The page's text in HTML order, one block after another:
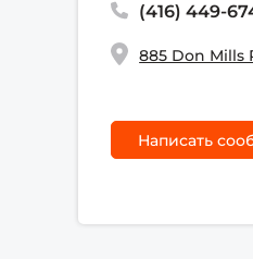
(416) 449-
885 Don Mills
Написать